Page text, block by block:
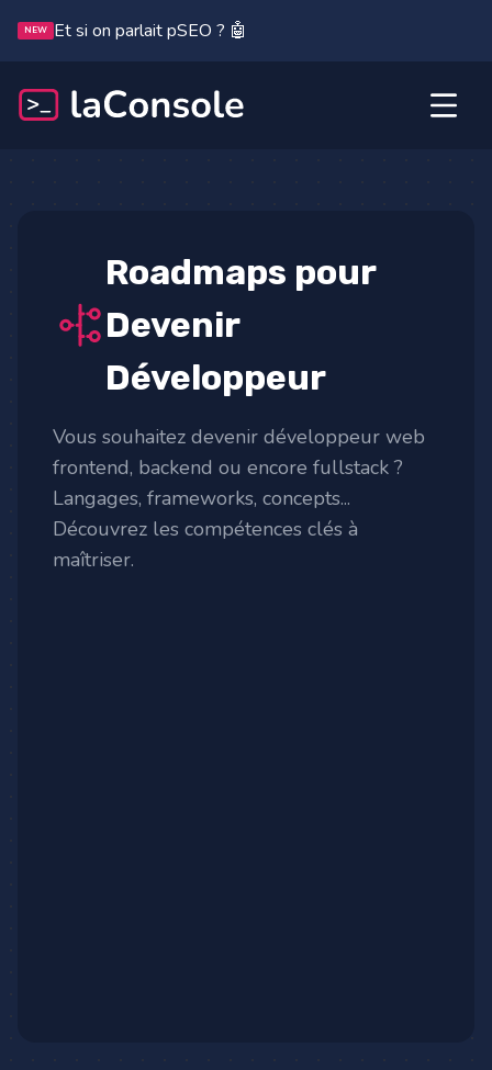
NEW Et si on parlait pSEO ? 🤖
Roadmaps pour
Devenir
Développeur
Vous souhaitez devenir développeur web
frontend, backend ou encore fullstack ?
Langages, frameworks, concepts...
Découvrez les compétences clés à
maîtriser.